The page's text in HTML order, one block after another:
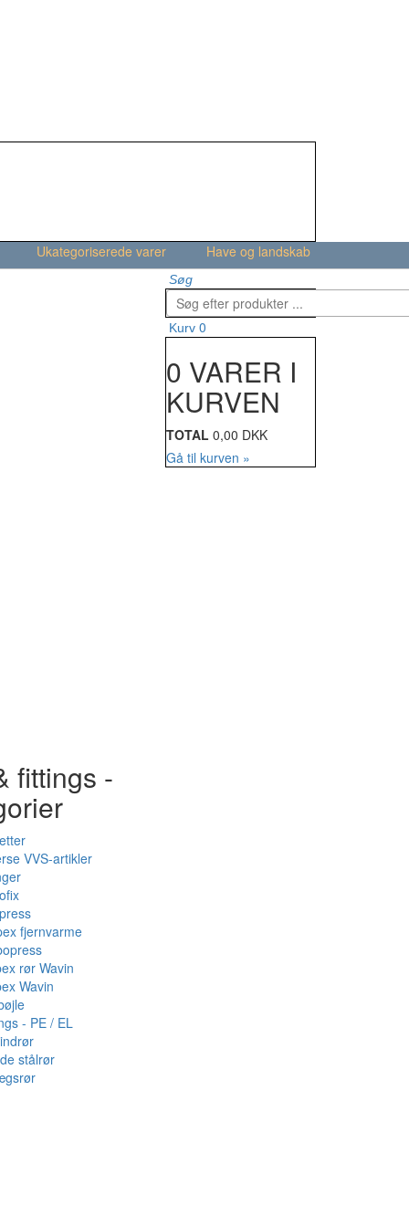
Ukategoriserede varer Have og landskab
fittings -
VVS-artikler
fjernvarme
rør Wavin
Wavin
- PE / EL
stålrør
Søg
Kurv 0
0 VARER I
KURVEN
TOTAL 0,00 DKK
Gå til kurven »